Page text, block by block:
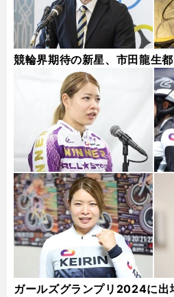
競輪界期待の新星、市田龍生都
ガールズグランプリ2024に